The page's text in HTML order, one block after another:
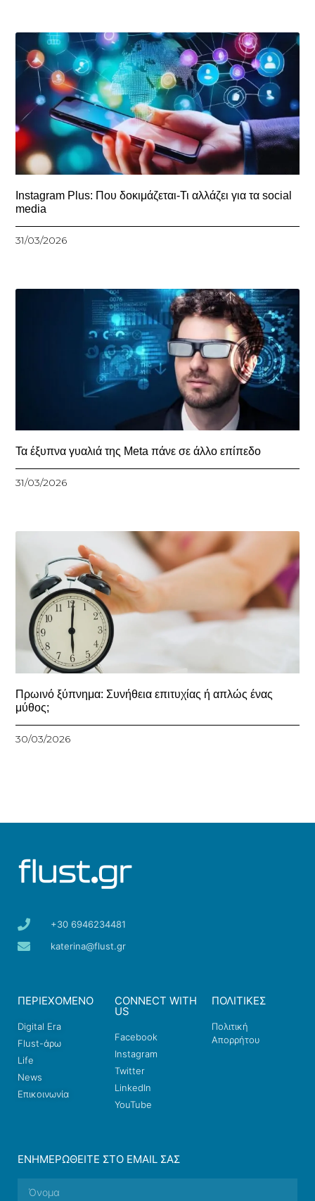
Instagram Plus: Που δοκιμάζεται-Τι αλλάζει για τα social
media
31/03/2026
Τα έξυπνα γυαλιά της Meta πάνε σε άλλο επίπεδο
31/03/2026
Πρωινό ξύπνημα: Συνήθεια επιτυχίας ή απλώς ένας
μύθος;
30/03/2026
+30 6946234481
katerina@flust.gr
ΠΕΡΙΕΧΟΜΕΝΟ
Digital Era
Flust-άρω
Life
News
Επικοινωνία
CONNECT WITH
US
Facebook
Instagram
Twitter
LinkedIn
YouTube
ΠΟΛΙΤΙΚΕΣ
Πολιτική
Απορρήτου
ΕΝΗΜΕΡΩΘΕΊΤΕ ΣΤΟ EMAIL ΣΑΣ